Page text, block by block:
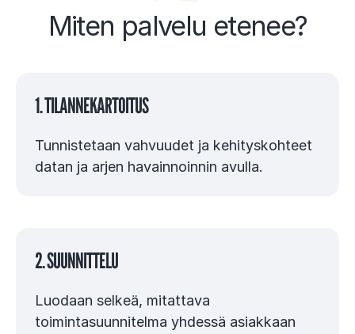
Miten palvelu etenee?
1. TILANNEKARTOITUS
Tunnistetaan vahvuudet ja kehityskohteet
datan ja arjen havainnoinnin avulla.
2. SUUNNITTELU
Luodaan selkeä, mitattava
toimintasuunnitelma yhdessä asiakkaan